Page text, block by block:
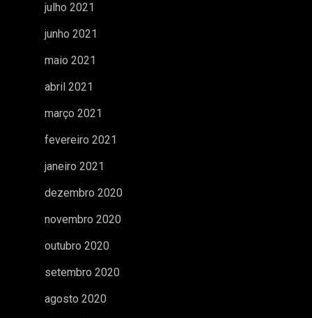
julho 2021
junho 2021
maio 2021
abril 2021
março 2021
fevereiro 2021
janeiro 2021
dezembro 2020
novembro 2020
outubro 2020
setembro 2020
agosto 2020